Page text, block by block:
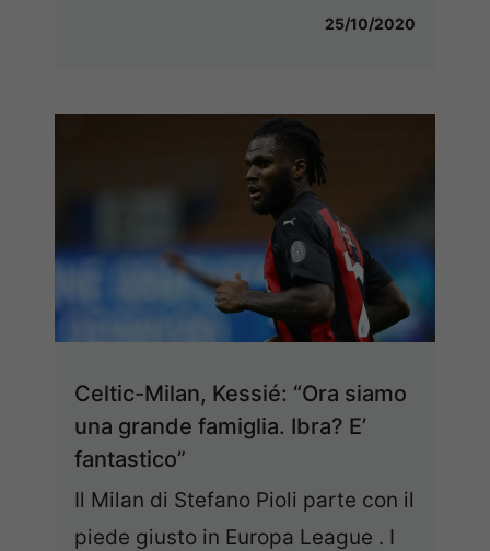
25/10/2020
Celtic-Milan, Kessié: “Ora siamo
una grande famiglia. Ibra? E’
fantastico”
Il Milan di Stefano Pioli parte con il
piede giusto in Europa League . I